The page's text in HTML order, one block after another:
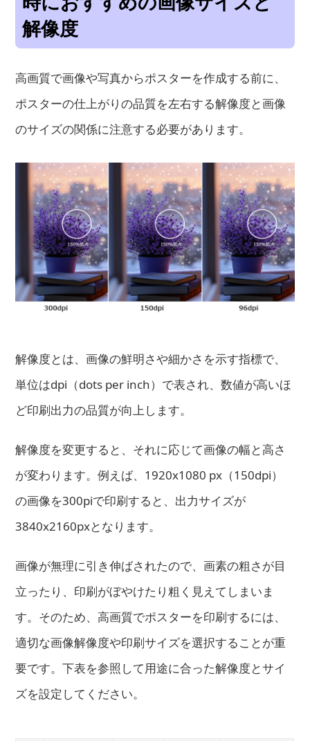
解像度
高画質で画像や写真からポスターを作成する前に、
ポスターの仕上がりの品質を左右する解像度と画像
のサイズの関係に注意する必要があります。
解像度とは、画像の鮮明さや細かさを示す指標で、
単位はdpi（dots per inch）で表され、数値が高いほ
ど印刷出力の品質が向上します。
解像度を変更すると、それに応じて画像の幅と高さ
が変わります。例えば、1920x1080 px（150dpi）
の画像を300piで印刷すると、出力サイズが
3840x2160pxとなります。
画像が無理に引き伸ばされたので、画素の粗さが目
立ったり、印刷がぼやけたり粗く見えてしまいま
す。そのため、高画質でポスターを印刷するには、
適切な画像解像度や印刷サイズを選択することが重
要です。下表を参照して用途に合った解像度とサイ
ズを設定してください。